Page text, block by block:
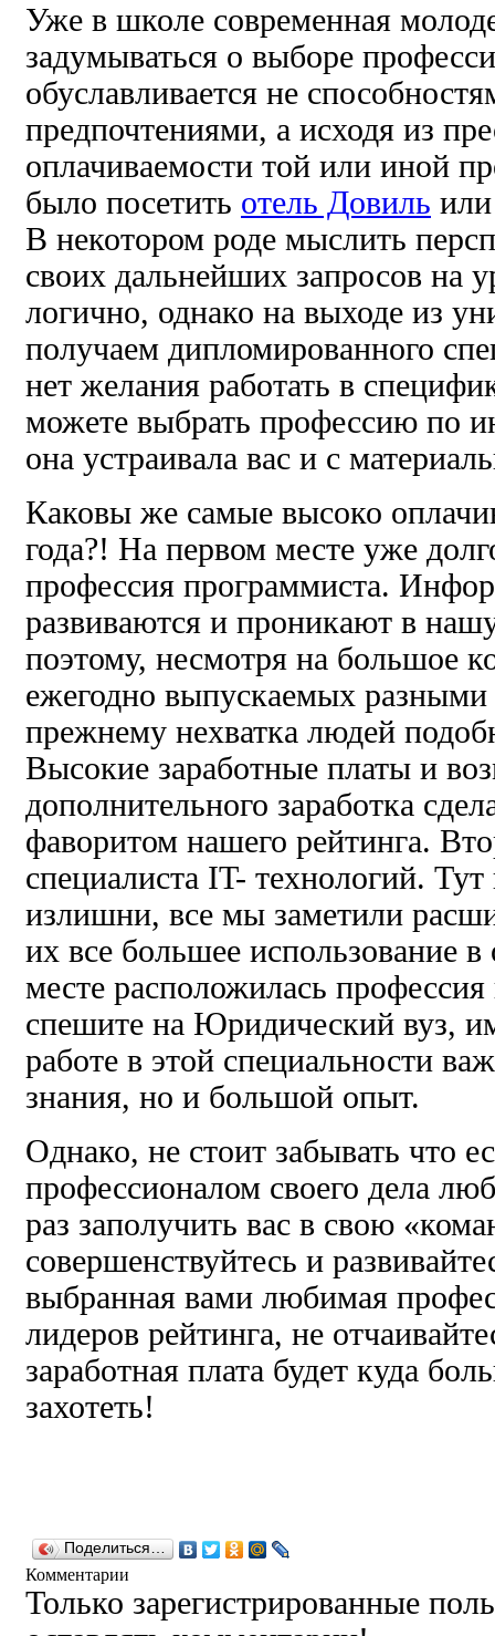
Уже в школе современная
задумываться о выборе
обуславливается не
предпочтениями, а исходя из
оплачиваемости той или иной
было посетить отель Довиль
В некотором роде мыслить
своих дальнейших запросов на
логично, однако на выходе из
получаем дипломированного
нет желания работать в
можете выбрать профессию по
она устраивала вас и с
Каковы же самые высоко
года?! На первом месте уже
профессия программиста.
развиваются и проникают в
поэтому, несмотря на большое
ежегодно выпускаемых
прежнему нехватка людей
Высокие заработные платы и
дополнительного заработка
фаворитом нашего рейтинга.
специалиста IT- технологий.
излишни, все мы заметили
их все большее использование
месте расположилась
спешите на Юридический вуз,
работе в этой специальности
знания, но и большой опыт.
Однако, не стоит забывать что
профессионалом своего дела
раз заполучить вас в свою
совершенствуйтесь и
выбранная вами любимая
лидеров рейтинга, не
заработная плата будет куда
захотеть!
Поделиться…
Комментарии
Только зарегистрированные